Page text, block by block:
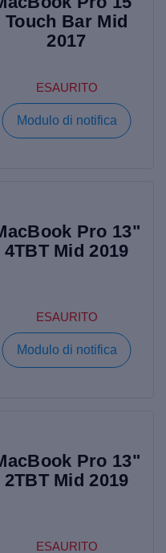
Touch Bar Mid
2017
ESAURITO
Modulo di notifica
Pro 13"
4TBT Mid 2019
ESAURITO
Modulo di notifica
Pro 13"
2TBT Mid 2019
ESAURITO